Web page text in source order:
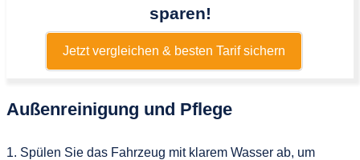
sparen!
Jetzt vergleichen & besten Tarif sichern
Außenreinigung und Pflege
1. Spülen Sie das Fahrzeug mit klarem Wasser ab, um